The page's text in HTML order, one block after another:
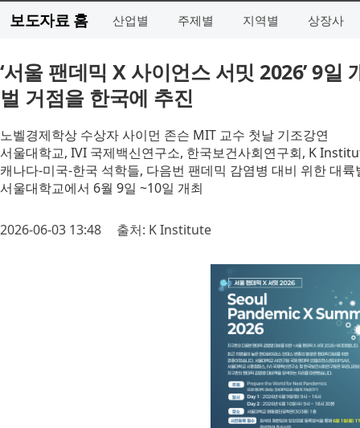
보도자료 홈 산업별 주제별 지역별 상장사
‘서울 팬데믹 X 사이언스 서밋 2026’ 9
벌 거점을 한국에 추진
노벨경제학상 수상자 사이먼 존슨 MIT 교수 첫날 기조강연
서울대학교, IVI 국제백신연구소, 한국보건사회연구회, K
캐나다-미국-한국 석학들, 다음번 팬데믹 감염병 대비 위한 대
서울대학교에서 6월 9일 ~10일 개최
2026-06-03 13:48 출처: K Institute